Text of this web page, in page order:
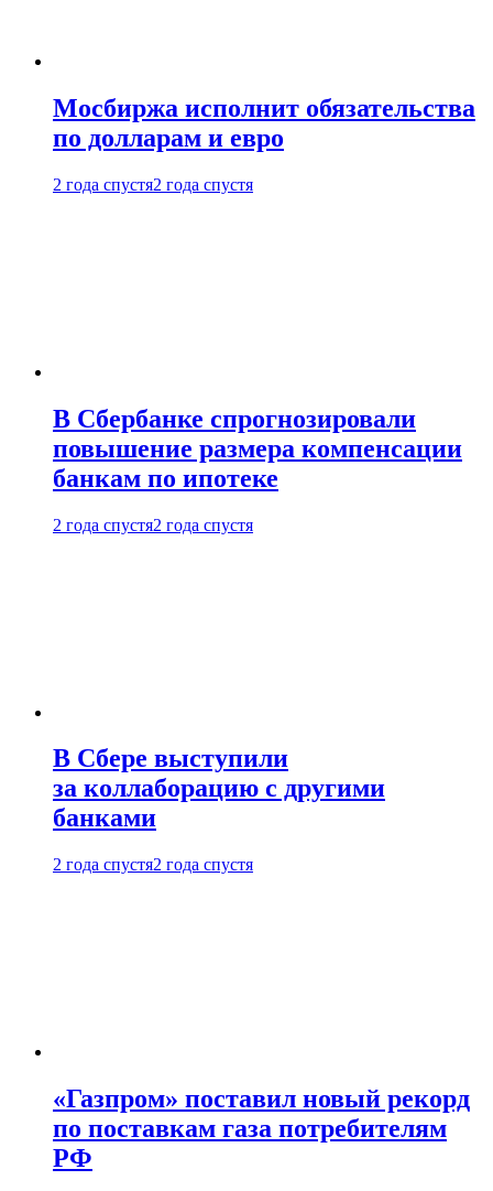
Мосбиржа исполнит обязательства
по долларам и евро
2 года спустя2 года спустя
В Сбербанке спрогнозировали
повышение размера компенсации
банкам по ипотеке
2 года спустя2 года спустя
В Сбере выступили
за коллаборацию с другими
банками
2 года спустя2 года спустя
«Газпром» поставил новый рекорд
по поставкам газа потребителям
РФ